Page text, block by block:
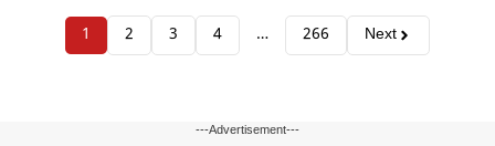
1 2 3 4 … 266 Next
---Advertisement---